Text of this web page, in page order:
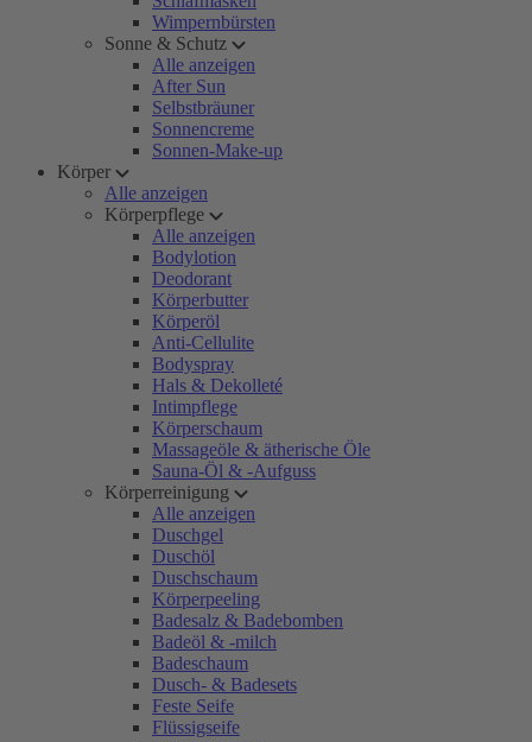
Wimpernbürsten
Sonne & Schutz
Alle anzeigen
After Sun
Selbstbräuner
Sonnencreme
Sonnen-Make-up
Körper
Alle anzeigen
Körperpflege
Alle anzeigen
Bodylotion
Deodorant
Körperbutter
Körperöl
Anti-Cellulite
Bodyspray
Hals & Dekolleté
Intimpflege
Körperschaum
Massageöle & ätherische Öle
Sauna-Öl & -Aufguss
Körperreinigung
Alle anzeigen
Duschgel
Duschöl
Duschschaum
Körperpeeling
Badesalz & Badebomben
Badeöl & -milch
Badeschaum
Dusch- & Badesets
Feste Seife
Flüssigseife